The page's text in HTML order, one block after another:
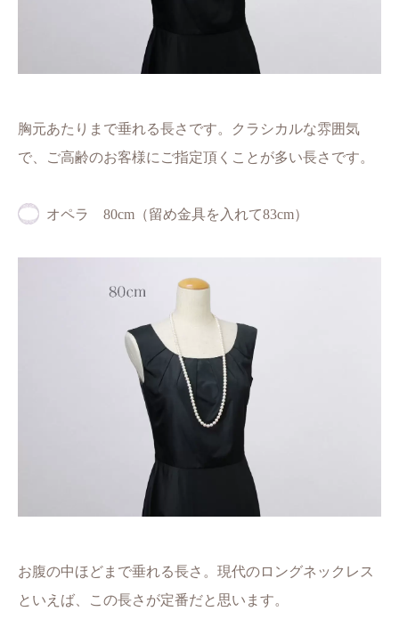
胸元あたりまで垂れる長さです。クラシカルな雰囲気
で、ご高齢のお客様にご指定頂くことが多い長さです。
オペラ 80cm（留め金具を入れて83cm）
お腹の中ほどまで垂れる長さ。現代のロングネックレス
といえば、この長さが定番だと思います。